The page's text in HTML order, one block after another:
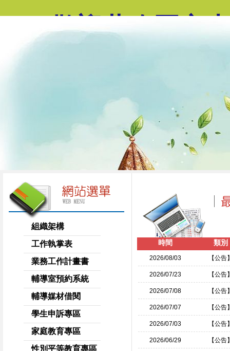
歡迎蒞臨國立
組織架構
工作執掌表
業務工作計畫書
輔導室預約系統
輔導媒材借閱
學生申訴專區
家庭教育專區
性別平等教育專區
時間 類別
2026/08/03 【公告
2026/07/23 【公告
2026/07/08 【公告
2026/07/07 【公告
2026/07/03 【公告
2026/06/29 【公告